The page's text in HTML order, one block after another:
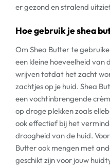
er gezond en stralend
Hoe gebruik je shea
Om Shea Butter te
een kleine hoeveelheid van
wrijven totdat het zacht
zachtjes op je huid. Shea
een vochtinbrengende
op droge plekken zoals
ook effectief bij het
droogheid van de huid.
Butter ook mengen met
geschikt zijn voor jouw